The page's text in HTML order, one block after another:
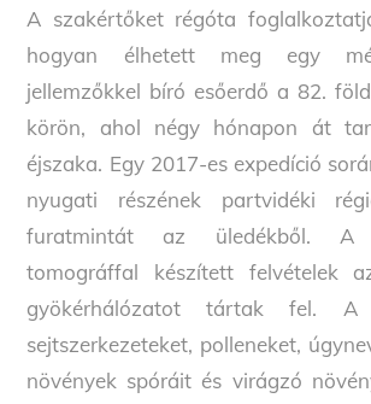
A szakértőket régóta
hogyan élhetett meg egy
jellemzőkkel bíró esőerdő a 82.
körön, ahol négy hónapon át
éjszaka. Egy 2017-es expedíció
nyugati részének partvidéki
furatmintát az üledékből. A
tomográffal készített felvételek
gyökérhálózatot tártak fel.
sejtszerkezeteket, polleneket,
növények spóráit és virágzó